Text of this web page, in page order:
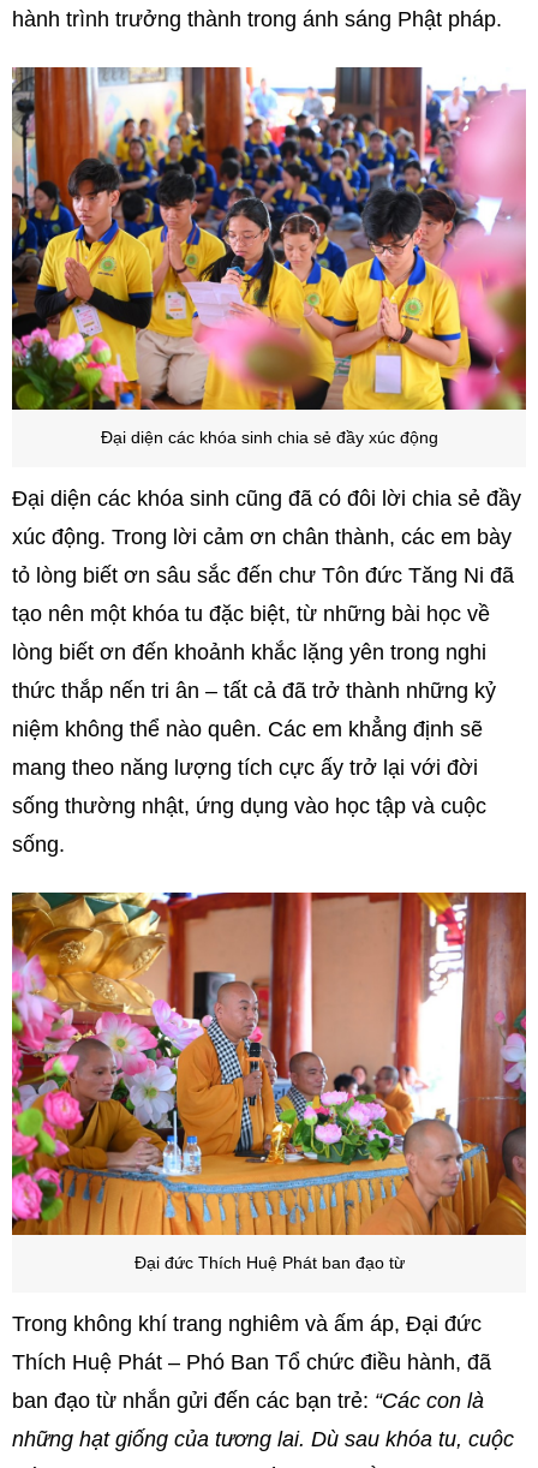
hành trình trưởng thành trong ánh sáng Phật pháp.
Đại diện các khóa sinh chia sẻ đầy xúc động
Đại diện các khóa sinh cũng đã có đôi lời chia sẻ đầy
xúc động. Trong lời cảm ơn chân thành, các em bày
tỏ lòng biết ơn sâu sắc đến chư Tôn đức Tăng Ni đã
tạo nên một khóa tu đặc biệt, từ những bài học về
lòng biết ơn đến khoảnh khắc lặng yên trong nghi
thức thắp nến tri ân – tất cả đã trở thành những kỷ
niệm không thể nào quên. Các em khẳng định sẽ
mang theo năng lượng tích cực ấy trở lại với đời
sống thường nhật, ứng dụng vào học tập và cuộc
sống.
Đại đức Thích Huệ Phát ban đạo từ
Trong không khí trang nghiêm và ấm áp, Đại đức
Thích Huệ Phát – Phó Ban Tổ chức điều hành, đã
ban đạo từ nhắn gửi đến các bạn trẻ: “Các con là
những hạt giống của tương lai. Dù sau khóa tu, cuộc